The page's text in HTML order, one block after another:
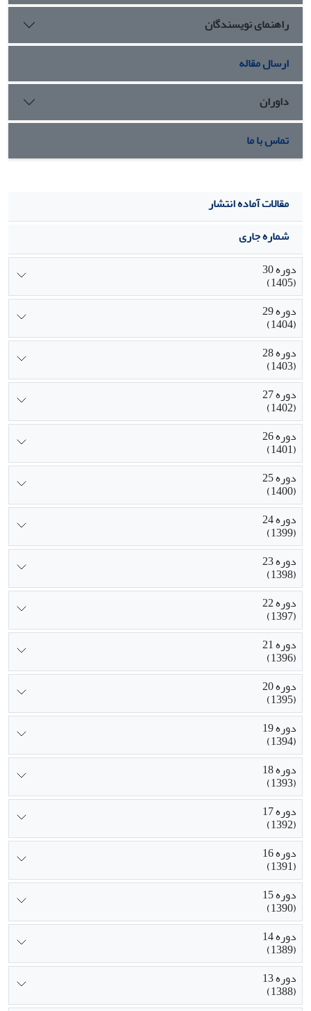
راهنمای نویسندگان
ارسال مقاله
داوران
تماس با ما
مقالات آماده انتشار
شماره جاری
دوره 30
(1405)
دوره 29
(1404)
دوره 28
(1403)
دوره 27
(1402)
دوره 26
(1401)
دوره 25
(1400)
دوره 24
(1399)
دوره 23
(1398)
دوره 22
(1397)
دوره 21
(1396)
دوره 20
(1395)
دوره 19
(1394)
دوره 18
(1393)
دوره 17
(1392)
دوره 16
(1391)
دوره 15
(1390)
دوره 14
(1389)
دوره 13
(1388)